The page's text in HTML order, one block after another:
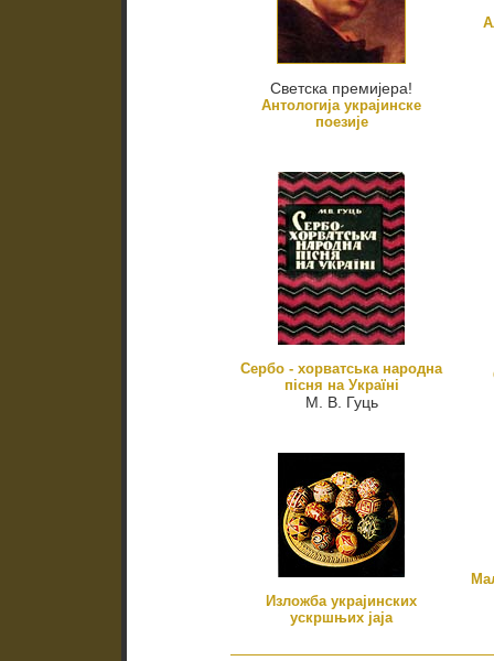
Светска премијера!
Антологија украјинске
поезије
Сербо - хорватська народна
пісня на Україні
М. В. Гуць
Изложба украјинских
ускршњих јаја